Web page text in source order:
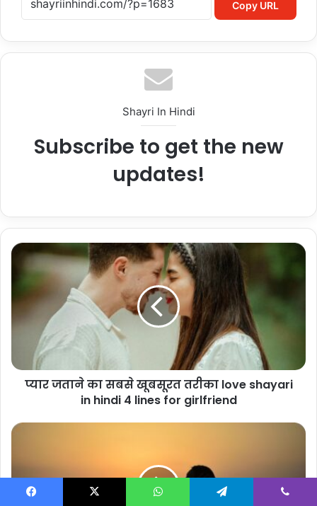
Copy URL
Shayri In Hindi
Subscribe to get the new
updates!
प्यार
खूबसूरत
तरीका
shayari
in
hindi
for
प्यार जताने का सबसे खूबसूरत तरीका love shayari
in hindi 4 lines for girlfriend
30+